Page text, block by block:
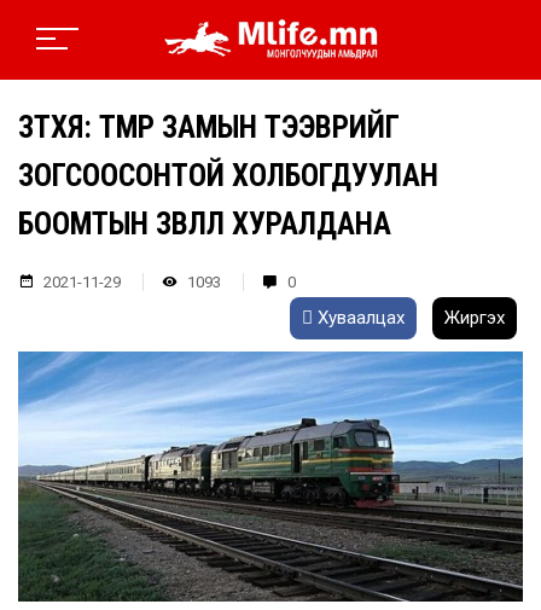
ЗТХЯ: ТӨМӨР ЗАМЫН ТЭЭВРИЙГ
ЗОГСООСОНТОЙ ХОЛБОГДУУЛАН
БООМТЫН ЗӨВЛӨЛ ХУРАЛДАНА
2021-11-29 1093 0
Хуваалцах Жиргэх